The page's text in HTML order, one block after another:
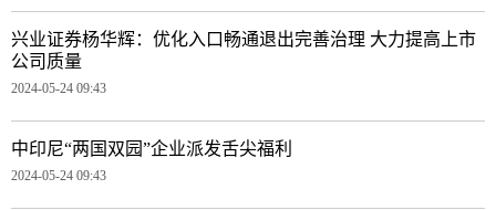
兴业证券杨华辉：优化入口畅通退出完善治理 大力提高上市
公司质量
2024-05-24 09:43
中印尼“两国双园”企业派发舌尖福利
2024-05-24 09:43